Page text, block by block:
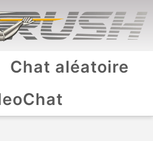
Chat aléatoire